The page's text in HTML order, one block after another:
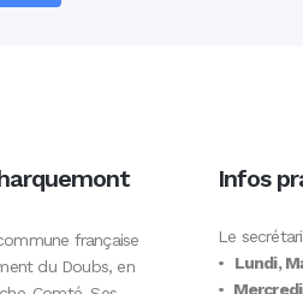
française
du Doubs, en
Infos
Le
• Lundi,
•